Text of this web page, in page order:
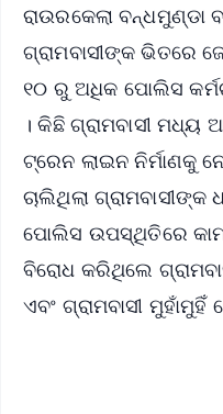
ରାଉରକେଲା ବନ୍ଧମୁଣ୍ଡା
ଗ୍ରାମବାସୀଙ୍କ ଭିତରେ
୧୦ ରୁ ଅଧିକ ପୋଲିସ
। କିଛି ଗ୍ରାମବାସୀ
ଟ୍ରେନ ଲାଇନ ନିର୍ମାଣକୁ
ଚାଲିଥିଲା ଗ୍ରାମବାସୀଙ୍କ
ପୋଲିସ ଉପସ୍ଥିତିରେ
ବିରୋଧ କରିଥିଲେ
ଏବଂ ଗ୍ରାମବାସୀ ମୁହାଁମୁହିଁ